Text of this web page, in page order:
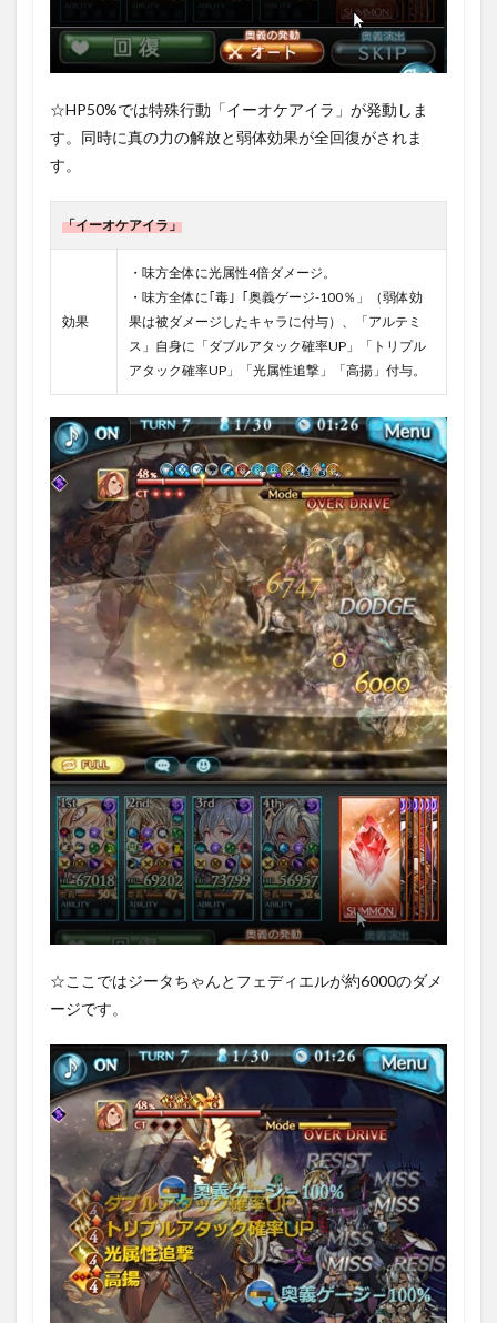
☆HP50%では特殊行動「イーオケアイラ」が発動しま
す。同時に真の力の解放と弱体効果が全回復がされま
す。
「イーオケアイラ」
効果
・味方全体に光属性4倍ダメージ。
・味方全体に｢毒｣「奥義ゲージ-100％」（弱体効
果は被ダメージしたキャラに付与）、「アルテミ
ス」自身に「ダブルアタック確率UP」「トリプル
アタック確率UP」「光属性追撃」「高揚」付与。
☆ここではジータちゃんとフェディエルが約6000のダメ
ージです。